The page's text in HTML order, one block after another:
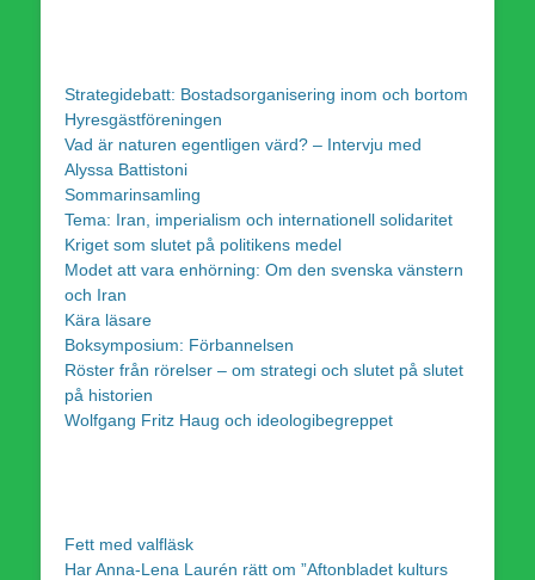
Strategidebatt: Bostadsorganisering inom och bortom
Hyresgästföreningen
Vad är naturen egentligen värd? – Intervju med
Alyssa Battistoni
Sommarinsamling
Tema: Iran, imperialism och internationell solidaritet
Kriget som slutet på politikens medel
Modet att vara enhörning: Om den svenska vänstern
och Iran
Kära läsare
Boksymposium: Förbannelsen
Röster från rörelser – om strategi och slutet på slutet
på historien
Wolfgang Fritz Haug och ideologibegreppet
Fett med valfläsk
Har Anna-Lena Laurén rätt om ”Aftonbladet kulturs